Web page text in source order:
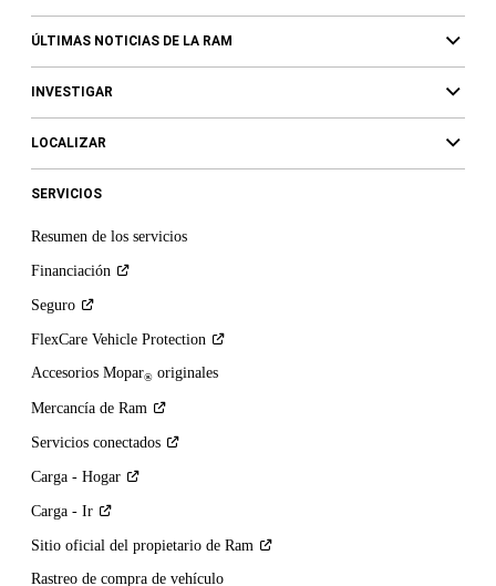
ÚLTIMAS NOTICIAS DE LA RAM
INVESTIGAR
LOCALIZAR
SERVICIOS
Resumen de los servicios
Financiación
Seguro
FlexCare Vehicle Protection
Accesorios Mopar®originales
Mercancía de Ram
Servicios conectados
Carga - Hogar
Carga - Ir
Sitio oficial del propietario de Ram
Rastreo de compra de vehículo